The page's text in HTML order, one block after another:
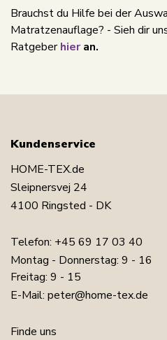
Brauchst du Hilfe bei der
Matratzenauflage? - Sieh dir
Ratgeberhieran.
Kundenservice
HOME-TEX.de
Sleipnersvej 24
4100 Ringsted - DK
Telefon: +45 69 17 03 40
Montag - Donnerstag: 9 - 16
Freitag: 9 - 15
E-Mail: peter@home-tex.de
Finde uns